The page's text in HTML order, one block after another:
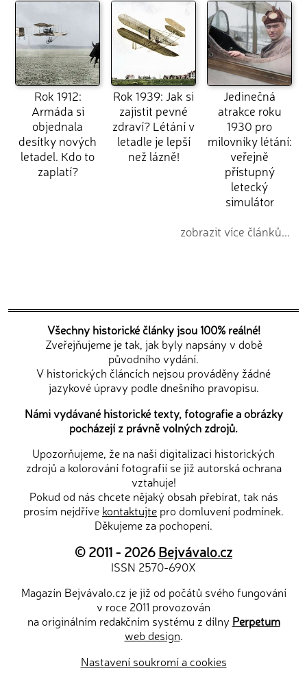
Rok 1912:
Armáda si
objednala
desítky nových
letadel. Kdo to
zaplatí?
Rok 1939: Jak si
zajistit pevné
zdraví? Létání v
letadle je lepší
než lázně!
Jedinečná
atrakce roku
1930 pro
milovníky létání:
veřejně
přístupný
letecký
simulátor
zobrazit více článků...
Všechny historické články jsou 100% reálné!
Zveřejňujeme je tak, jak byly napsány v době
původního vydání.
V historických článcích nejsou prováděny žádné
jazykové úpravy podle dnešního pravopisu.
Námi vydávané historické texty, fotografie a obrázky
pocházejí z právně volných zdrojů.
Upozorňujeme, že na naši digitalizaci historických
zdrojů a kolorování fotografií se již autorská ochrana
vztahuje!
Pokud od nás chcete nějaký obsah přebírat, tak nás
prosím nejdříve kontaktujte pro domluvení podmínek.
Děkujeme za pochopení.
© 2011 - 2026Bejvávalo.cz
ISSN 2570-690X
Magazín Bejvávalo.cz je již od počátů svého fungování
v roce 2011 provozován
na originálním redakčním systému z dílny Perpetum
web design.
Nastavení soukromí a cookies